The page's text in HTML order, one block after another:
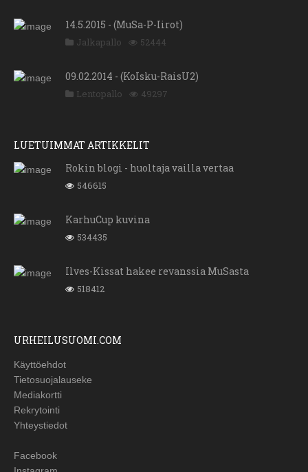
14.5.2015 - (MuSa-P-Iirot)
Jalkapallo 52444
09.02.2014 - (KoIsku-RaisU2)
Lentopallo 49297
LUETUIMMAT ARTIKKELIT
Rokin blogi - huoltaja vailla vertaa
546615
KarhuCup kuvina
534435
Ilves-Kissat hakee revanssia MuSasta
518412
URHEILUSUOMI.COM
Käyttöehdot
Tietosuojalauseke
Mediakortti
Rekrytointi
Yhteystiedot
Facebook